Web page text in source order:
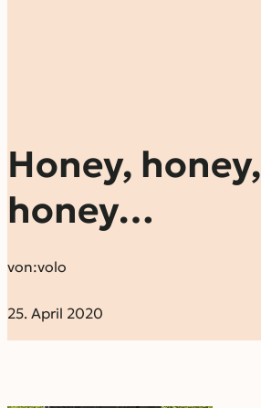
Honey, honey,
honey…
von:volo
25. April 2020